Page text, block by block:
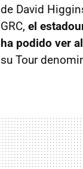
de David
GRC, el
ha podido ver
su Tour